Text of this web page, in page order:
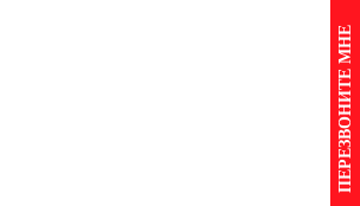
ПЕРЕЗВОНИТЕ МНЕ